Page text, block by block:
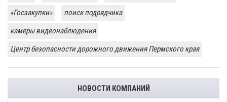
«Госзакупки»
поиск подрядчика
камеры видеонаблюдения
Центр безопасности дорожного движения Пермского края
НОВОСТИ КОМПАНИЙ